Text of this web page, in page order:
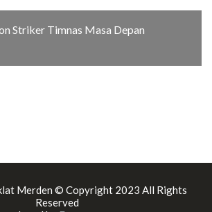
Striker Timnas Masa Depan
Merden © Copyright 2023 All Rights
Reserved